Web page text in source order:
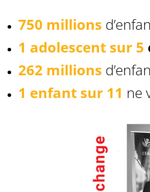
750 millions
1 adolescent sur 5
262 millions
1 enfant sur 11 ne